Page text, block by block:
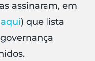
assinaram, em
) que lista